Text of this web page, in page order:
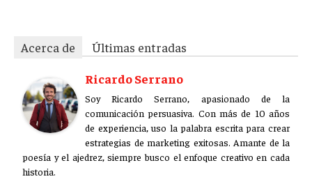
Acerca de
Últimas entradas
Ricardo Serrano
Soy Ricardo Serrano, apasionado de la
comunicación persuasiva. Con más de 10 años
de experiencia, uso la palabra escrita para crear
estrategias de marketing exitosas. Amante de la
poesía y el ajedrez, siempre busco el enfoque creativo en cada
historia.